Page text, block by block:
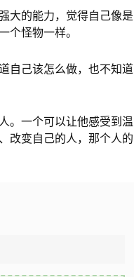
大的能力，觉得自己像是
个怪物一样。
自己该怎么做，也不知道
。一个可以让他感受到温
改变自己的人，那个人的